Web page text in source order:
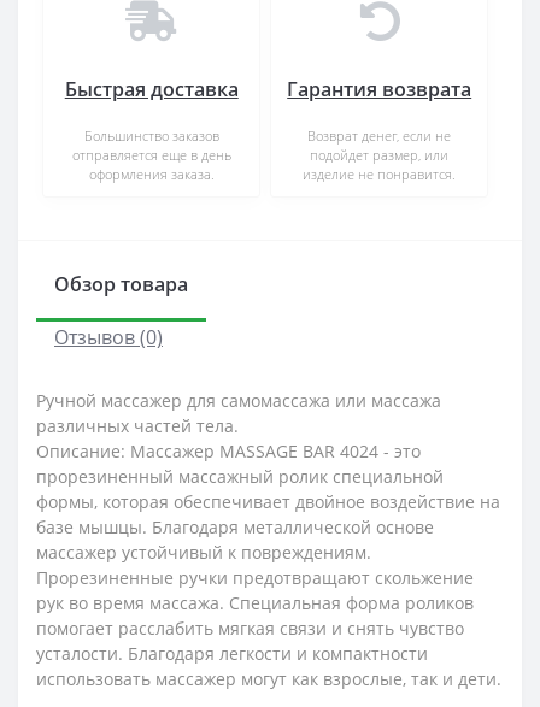
Быстрая доставка
Большинство заказов
отправляется еще в день
оформления заказа.
Гарантия возврата
Возврат денег, если не
подойдет размер, или
изделие не понравится.
Обзор товара
Отзывов (0)
Ручной массажер для самомассажа или массажа
различных частей тела.
Описание: Массажер MASSAGE BAR 4024 - это
прорезиненный массажный ролик специальной
формы, которая обеспечивает двойное воздействие на
базе мышцы. Благодаря металлической основе
массажер устойчивый к повреждениям.
Прорезиненные ручки предотвращают скольжение
рук во время массажа. Специальная форма роликов
помогает расслабить мягкая связи и снять чувство
усталости. Благодаря легкости и компактности
использовать массажер могут как взрослые, так и дети.